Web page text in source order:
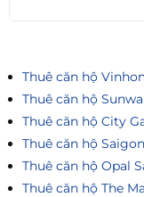
Thuê căn hộ
Thuê căn hộ City
Thuê căn hộ
Thuê căn hộ The